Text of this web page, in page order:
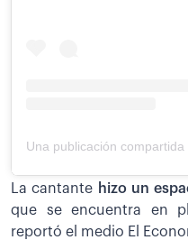
La cantante hizo un
que se encuentra en
reportó el medio El